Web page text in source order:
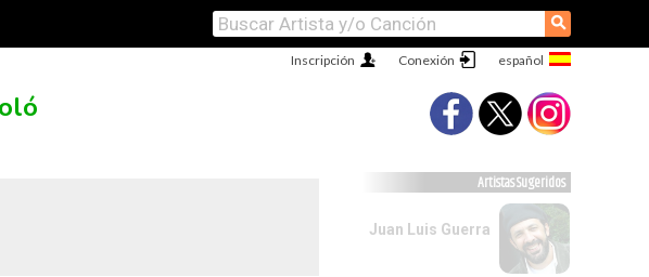
⚲
Conexión
Inscripción
Artistas Sugeridos
Juan Luis Guerra